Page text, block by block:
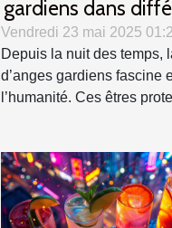
gardiens dans
cultures et
Vendredi 23 mai 2025
Depuis la nuit des temps,
d’anges gardiens fascine
l’humanité. Ces êtres